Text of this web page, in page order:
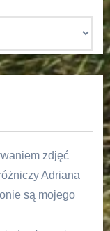
zdjęć
Adriana
są mojego